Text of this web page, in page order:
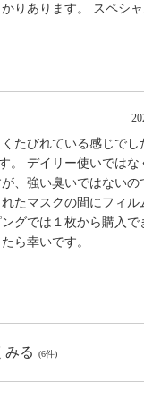
りあります。 スペシ
たびれている感じでし
。 デイリー使いではな
、強い臭いではないの
たマスクの間にフィル
グでは１枚から購入で
ら幸いです。
みる (6件)